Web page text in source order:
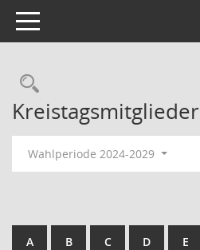
Toggle navigation
Kreistagsmitglieder
Wahlperiode 2024-2029
A B C D E